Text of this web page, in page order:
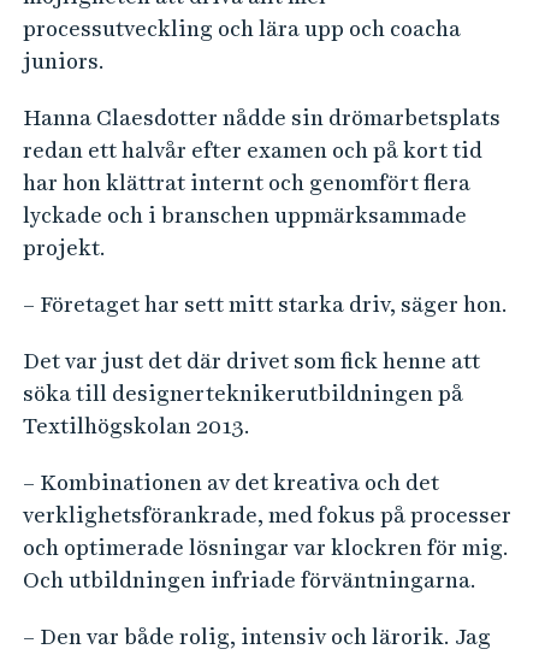
processutveckling och lära upp och coacha
juniors.
Hanna Claesdotter nådde sin drömarbetsplats
redan ett halvår efter examen och på kort tid
har hon klättrat internt och genomfört flera
lyckade och i branschen uppmärksammade
projekt.
– Företaget har sett mitt starka driv, säger hon.
Det var just det där drivet som fick henne att
söka till designerteknikerutbildningen på
Textilhögskolan 2013.
– Kombinationen av det kreativa och det
verklighetsförankrade, med fokus på processer
och optimerade lösningar var klockren för mig.
Och utbildningen infriade förväntningarna.
– Den var både rolig, intensiv och lärorik. Jag